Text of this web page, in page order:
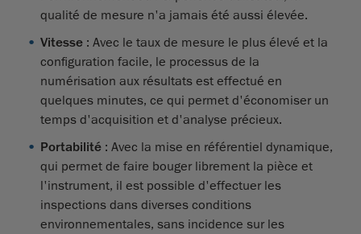
qualité de mesure n'a jamais été aussi élevée.
Vitesse : Avec le taux de mesure le plus élevé et la
configuration facile, le processus de la
numérisation aux résultats est effectué en
quelques minutes, ce qui permet d'économiser un
temps d'acquisition et d'analyse précieux.
Portabilité : Avec la mise en référentiel dynamique,
qui permet de faire bouger librement la pièce et
l'instrument, il est possible d'effectuer les
inspections dans diverses conditions
environnementales, sans incidence sur les